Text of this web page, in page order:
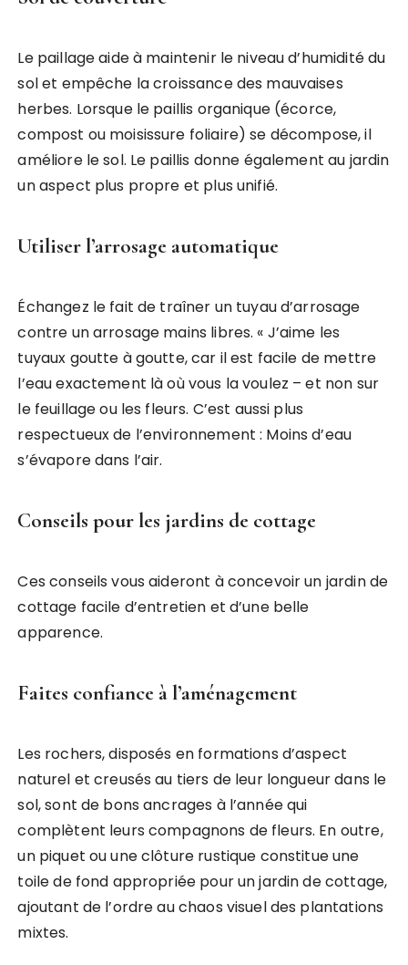
Le paillage aide à maintenir le niveau d’humidité du
sol et empêche la croissance des mauvaises
herbes. Lorsque le paillis organique (écorce,
compost ou moisissure foliaire) se décompose, il
améliore le sol. Le paillis donne également au jardin
un aspect plus propre et plus unifié.
Utiliser l’arrosage automatique
Échangez le fait de traîner un tuyau d’arrosage
contre un arrosage mains libres. « J’aime les
tuyaux goutte à goutte, car il est facile de mettre
l’eau exactement là où vous la voulez – et non sur
le feuillage ou les fleurs. C’est aussi plus
respectueux de l’environnement : Moins d’eau
s’évapore dans l’air.
Conseils pour les jardins de cottage
Ces conseils vous aideront à concevoir un jardin de
cottage facile d’entretien et d’une belle
apparence.
Faites confiance à l’aménagement
Les rochers, disposés en formations d’aspect
naturel et creusés au tiers de leur longueur dans le
sol, sont de bons ancrages à l’année qui
complètent leurs compagnons de fleurs. En outre,
un piquet ou une clôture rustique constitue une
toile de fond appropriée pour un jardin de cottage,
ajoutant de l’ordre au chaos visuel des plantations
mixtes.